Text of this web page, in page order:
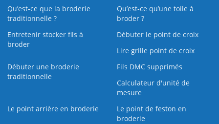
Qu’est-ce que la broderie
traditionnelle ?
Qu’est‑ce qu’une toile à
broder ?
Entretenir stocker fils à
broder
Débuter le point de croix
Lire grille point de croix
Débuter une broderie
traditionnelle
Fils DMC supprimés
Calculateur d'unité de
mesure
Le point arrière en broderie
Le point de feston en
broderie